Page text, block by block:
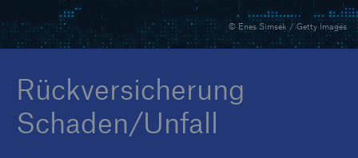
© Enes Simsek / Getty Images
Rückversicherung
Schaden/Unfall
Our expert perspective for insurance